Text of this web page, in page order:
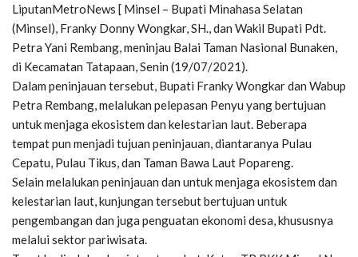
LiputanMetroNews [ Minsel – Bupati Minahasa Selatan
(Minsel), Franky Donny Wongkar, SH., dan Wakil Bupati Pdt.
Petra Yani Rembang, meninjau Balai Taman Nasional Bunaken,
di Kecamatan Tatapaan, Senin (19/07/2021).
Dalam peninjauan tersebut, Bupati Franky Wongkar dan Wabup
Petra Rembang, melalukan pelepasan Penyu yang bertujuan
untuk menjaga ekosistem dan kelestarian laut. Beberapa
tempat pun menjadi tujuan peninjauan, diantaranya Pulau
Cepatu, Pulau Tikus, dan Taman Bawa Laut Popareng.
Selain melalukan peninjauan dan untuk menjaga ekosistem dan
kelestarian laut, kunjungan tersebut bertujuan untuk
pengembangan dan juga penguatan ekonomi desa, khususnya
melalui sektor pariwisata.